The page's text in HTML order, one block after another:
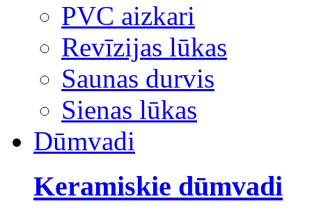
PVC aizkari
Revīzijas lūkas
Saunas durvis
Sienas lūkas
Dūmvadi
Keramiskie dūmvadi